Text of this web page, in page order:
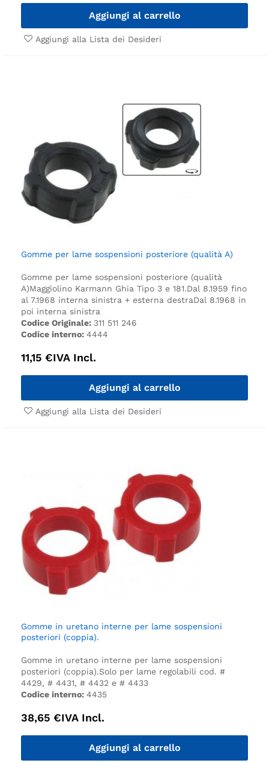
Aggiungi al carrello
Aggiungi alla Lista dei Desideri
Gomme per lame sospensioni posteriore (qualità A)
Gomme per lame sospensioni posteriore (qualità
A)Maggiolino Karmann Ghia Tipo 3 e 181.Dal 8.1959 fino
al 7.1968 interna sinistra + esterna destraDal 8.1968 in
poi interna sinistra
Codice Originale: 311 511 246
Codice interno: 4444
11,15 €IVA Incl.
Aggiungi al carrello
Aggiungi alla Lista dei Desideri
Gomme in uretano interne per lame sospensioni
posteriori (coppia).
Gomme in uretano interne per lame sospensioni
posteriori (coppia).Solo per lame regolabili cod. #
4429, # 4431, # 4432 e # 4433
Codice interno: 4435
38,65 €IVA Incl.
Aggiungi al carrello